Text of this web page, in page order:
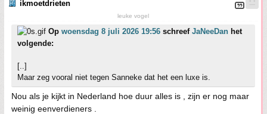
ikmoetdrieten
leuke vogel
Op woensdag 8 juli 2026 19:56 schreef JaNeeDan het
volgende:
[..]
Maar zeg vooral niet tegen Sanneke dat het een luxe is.
Nou als je kijkt in Nederland hoe duur alles is , zijn er nog maar
weinig eenverdieners .